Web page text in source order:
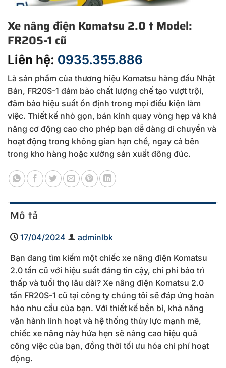
Xe nâng điện Komatsu 2.0 t Model:
FR20S-1 cũ
Liên hệ: 0935.355.886
Là sản phẩm của thương hiệu Komatsu hàng đầu Nhật
Bản, FR20S-1 đảm bảo chất lượng chế tạo vượt trội,
đảm bảo hiệu suất ổn định trong mọi điều kiện làm
việc. Thiết kế nhỏ gọn, bán kính quay vòng hẹp và khả
năng cơ động cao cho phép bạn dễ dàng di chuyển và
hoạt động trong không gian hạn chế, ngay cả bên
trong kho hàng hoặc xưởng sản xuất đông đúc.
Mô tả
17/04/2024
adminlbk
Bạn đang tìm kiếm một chiếc xe nâng điện Komatsu
2.0 tấn cũ với hiệu suất đáng tin cậy, chi phí bảo trì
thấp và tuổi thọ lâu dài? Xe nâng điện Komatsu 2.0
tấn FR20S-1 cũ tại công ty chúng tôi sẽ đáp ứng hoàn
hảo nhu cầu của bạn. Với thiết kế bền bỉ, khả năng
vận hành linh hoạt và hệ thống thủy lực mạnh mẽ,
chiếc xe nâng này hứa hẹn sẽ nâng cao hiệu quả
công việc của bạn, đồng thời tối ưu hóa chi phí hoạt
động.